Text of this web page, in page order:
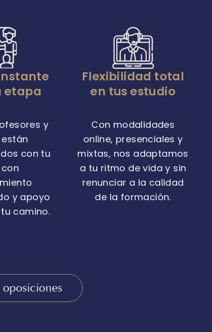
etapa
y
con tu
y apoyo
camino.
Flexibilidad total
en tus estudio
Con modalidades
online, presenciales y
mixtas, nos adaptamos
a tu ritmo de vida y sin
renunciar a la calidad
de la formación.
oposiciones